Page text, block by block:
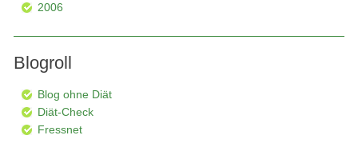
2006
Blogroll
Blog ohne Diät
Diät-Check
Fressnet